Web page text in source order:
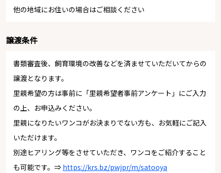
他の地域にお住いの場合はご相談ください
譲渡条件
書類審査後、飼育環境の改善などを済ませていただいてからの
譲渡となります。
里親希望の方は事前に「里親希望者事前アンケート」にご入力
の上、お申込みください。
里親になりたいワンコがお決まりでない方も、お気軽にご記入
いただけます。
別途ヒアリング等をさせていただき、ワンコをご紹介すること
も可能です。⇒ https://krs.bz/pwjpr/m/satooya